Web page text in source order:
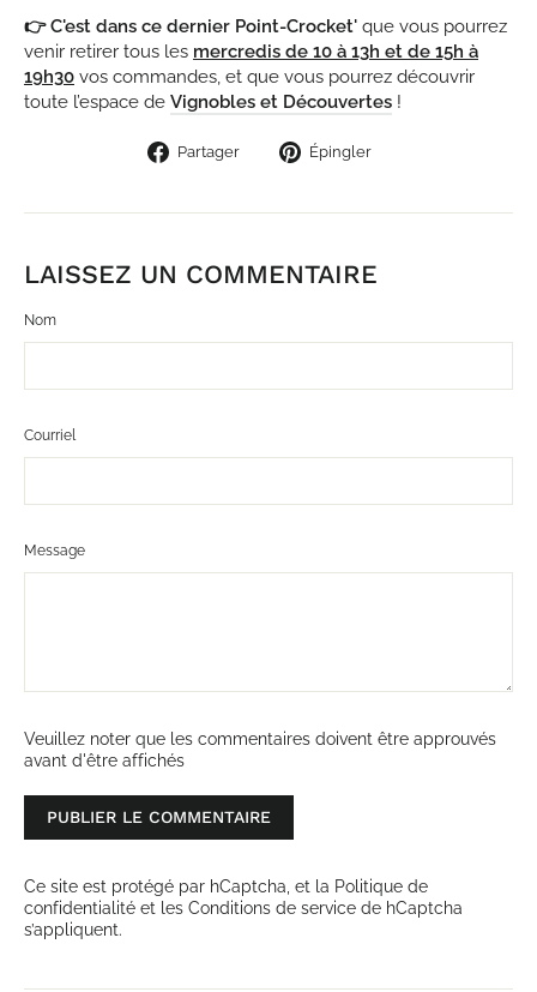
👉 C'est dans ce dernier Point-Crocket' que vous pourrez
venir retirer tous les mercredis de 10 à 13h et de 15h à
19h30 vos commandes, et que vous pourrez découvrir
toute l’espace de Vignobles et Découvertes !
Partager
PartagerÉpingler
LAISSEZ UN COMMENTAIRE
Nom
Courriel
Message
Veuillez noter que les commentaires doivent être approuvés
avant d'être affichés
commentaire
Ce site est protégé par hCaptcha, et la Politique de
confidentialité et les Conditions de service de hCaptcha
s’appliquent.